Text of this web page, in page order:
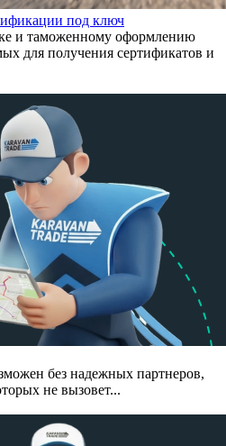
под ключ
и таможенному оформлению
для получения сертификатов и
без надежных партнеров,
не вызовет...